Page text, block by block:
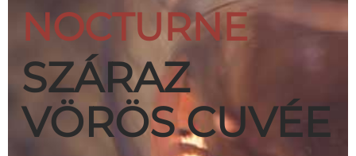
NOCTURNE
SZÁRAZ
VÖRÖS CUVÉE